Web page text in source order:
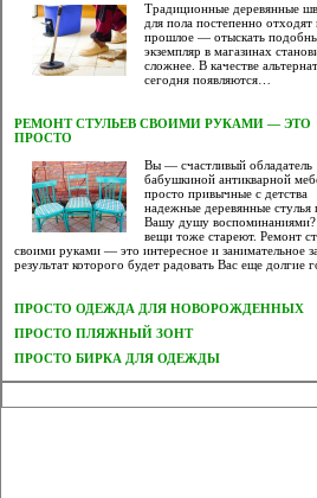
Традиционные деревянные
для пола постепенно отходят
прошлое — отыскать
экземпляр в магазинах
сложнее. В качестве
сегодня появляются…
РЕМОНТ СТУЛЬЕВ СВОИМИ РУКАМИ — ЭТО
ПРОСТО
Вы — счастливый обладатель
бабушкиной антикварной
просто привычные с детства
надежные деревянные стулья
Вашу душу воспоминаниями?
вещи тоже стареют. Ремонт
своими руками — это интересное и занимательное
результат которого будет радовать Вас еще долгие
ПРОСТО ОДЕЖДА ДЛЯ НОВОРОЖДЕННЫХ
ПРОСТО ПЛЯЖНЫЙ ЗОНТ
ПРОСТО БИРКА ДЛЯ ОДЕЖДЫ